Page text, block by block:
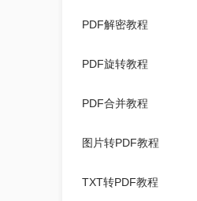
PDF解密教程
PDF旋转教程
PDF合并教程
图片转PDF教程
TXT转PDF教程